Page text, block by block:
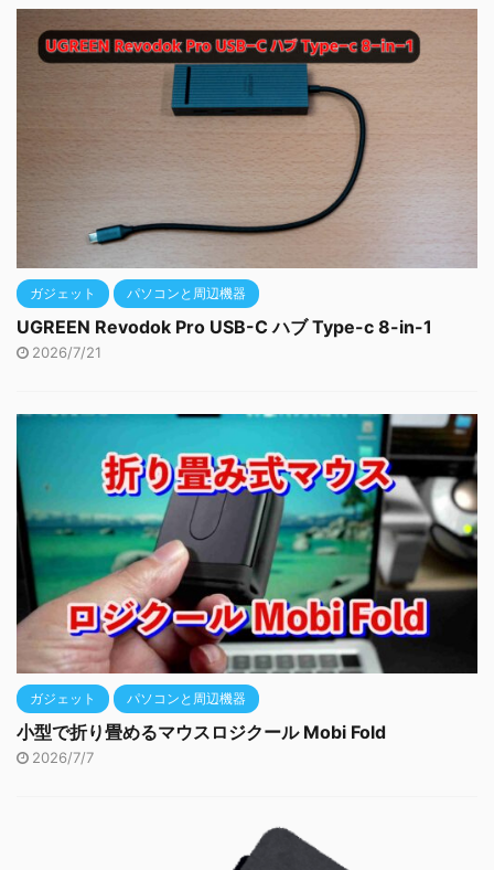
ガジェット パソコンと周辺機器
UGREEN Revodok Pro USB-C ハブ Type-c 8-in-1
2026/7/21
ガジェット パソコンと周辺機器
小型で折り畳めるマウスロジクール Mobi Fold
2026/7/7